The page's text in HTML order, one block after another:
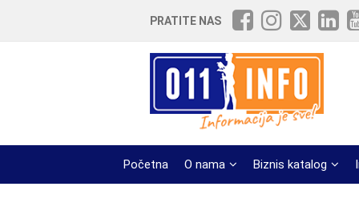
PRATITE NAS
Početna O nama Biznis katalog